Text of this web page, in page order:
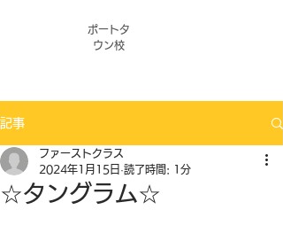
ポートタ
ウン校
記事
☆タングラム☆
ファーストクラス
2024年1月15日 読了時間: 1分